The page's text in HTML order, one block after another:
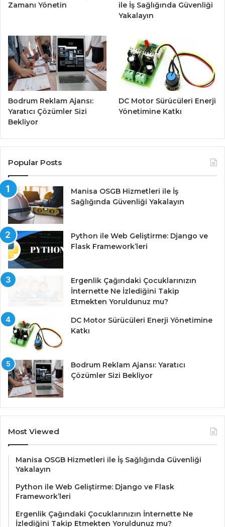
Zamanı Yönetin
ile İş Sağlığında Güvenliği
Yakalayın
Bodrum Reklam Ajansı:
Yaratıcı Çözümler Sizi
Bekliyor
DC Motor Sürücüleri Enerji
Yönetimine Katkı
Popular Posts
Manisa OSGB Hizmetleri ile İş
Sağlığında Güvenliği Yakalayın
Python ile Web Geliştirme: Django ve
Flask Framework’leri
Ergenlik Çağındaki Çocuklarınızın
İnternette Ne İzlediğini Takip
Etmekten Yoruldunuz mu?
DC Motor Sürücüleri Enerji Yönetimine
Katkı
Bodrum Reklam Ajansı: Yaratıcı
Çözümler Sizi Bekliyor
Most Viewed
Manisa OSGB Hizmetleri ile İş Sağlığında Güvenliği
Yakalayın
Python ile Web Geliştirme: Django ve Flask
Framework’leri
Ergenlik Çağındaki Çocuklarınızın İnternette Ne
İzlediğini Takip Etmekten Yoruldunuz mu?